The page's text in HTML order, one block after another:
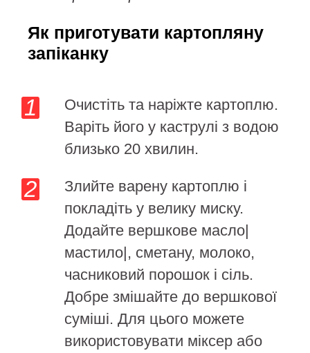
Як приготувати картопляну
запіканку
Очистіть та наріжте картоплю.
Варіть його у каструлі з водою
близько 20 хвилин.
Злийте варену картоплю і
покладіть у велику миску.
Додайте вершкове масло|
мастило|, сметану, молоко,
часниковий порошок і сіль.
Добре змішайте до вершкової
суміші. Для цього можете
використовувати міксер або